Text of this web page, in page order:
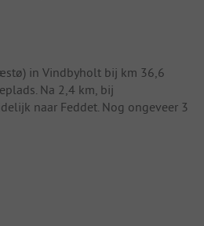
in Vindbyholt bij km 36,6
Na 2,4 km, bij
naar Feddet. Nog ongeveer 3